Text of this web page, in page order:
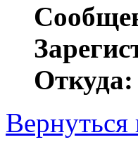
Откуда:
Вернуться